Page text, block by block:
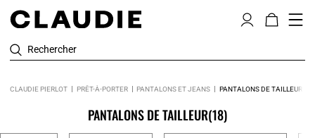
Rechercher
CLAUDIE PIERLOT PRÊT-À-PORTER PANTALONS ET JEANS PANTALONS DE TAILLEUR
PANTALONS DE TAILLEUR(18)